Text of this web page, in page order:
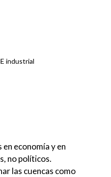
industrial
economía y en
no políticos.
las cuencas como